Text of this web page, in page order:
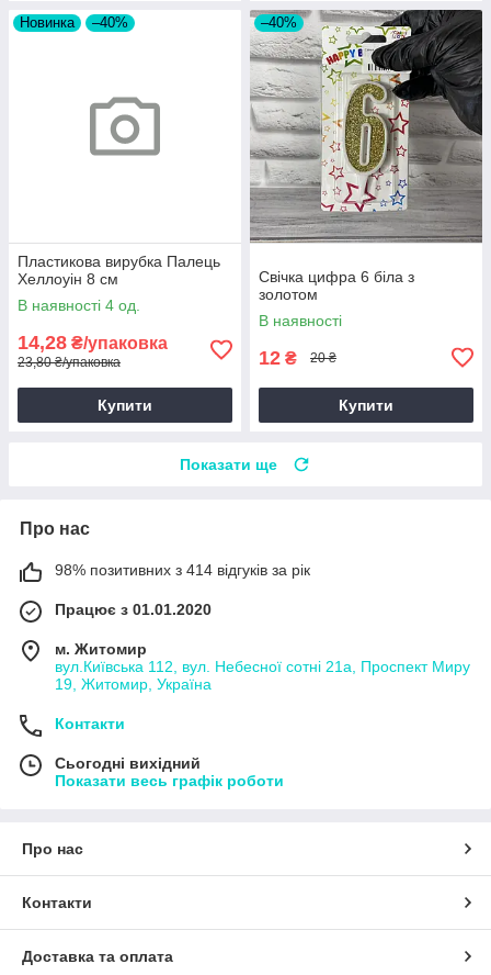
Новинка –40%
Пластикова вирубка Палець
Хеллоуін 8 см
В наявності 4 од.
14,28 ₴/упаковка
23,80 ₴/упаковка
Купити
–40%
Свічка цифра 6 біла з
золотом
В наявності
12 ₴ 20 ₴
Купити
Показати ще
Про нас
98% позитивних з 414 відгуків за рік
Працює з 01.01.2020
м. Житомир
вул.Київська 112, вул. Небесної сотні 21а, Проспект Миру
19, Житомир, Україна
Контакти
Сьогодні вихідний
Показати весь графік роботи
Про нас
Контакти
Доставка та оплата